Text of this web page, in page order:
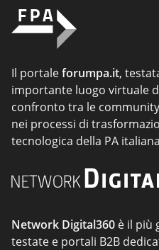
Il portaleforumpa.it,
importante luogo virtuale
confronto tra le
nei processi di
tecnologica della PA
Network Digital360 è il più
testate e portali B2B